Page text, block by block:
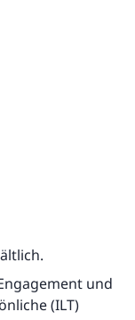
und
(ILT)